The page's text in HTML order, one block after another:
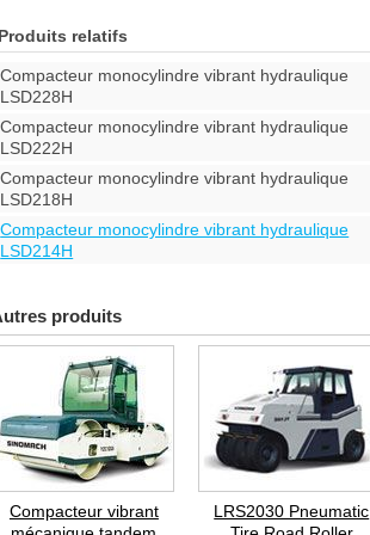
relatifs
Compacteur monocylindre vibrant hydraulique
LSD228H
Compacteur monocylindre vibrant hydraulique
LSD222H
Compacteur monocylindre vibrant hydraulique
LSD218H
Compacteur monocylindre vibrant hydraulique
LSD214H
produits
Compacteur vibrant
LRS2030 Pneumatic